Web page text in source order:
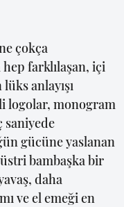
çokça
farklılaşan, içi
anlayışı
logolar, monogram
saniyede
gücüne yaslanan
bambaşka bir
daha
ve el emeği en